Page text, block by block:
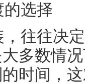
选择
往往决
多数情
时间，